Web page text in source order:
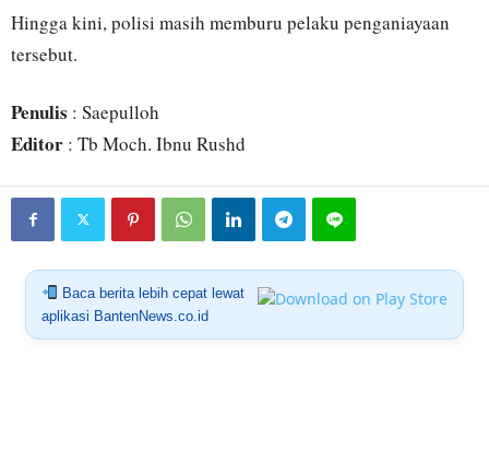
Hingga kini, polisi masih memburu pelaku penganiayaan
tersebut.
Penulis : Saepulloh
Editor : Tb Moch. Ibnu Rushd
Baca berita lebih cepat lewat
aplikasi BantenNews.co.id